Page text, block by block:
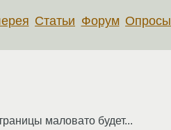
Статьи Форум Опросы
маловато будет...